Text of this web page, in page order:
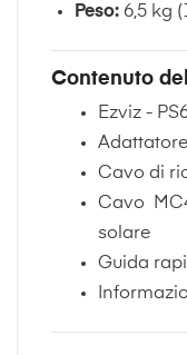
Peso:6,5 kg
Contenuto
Ezviz -
Cavo di
Cavo
solare
Guida